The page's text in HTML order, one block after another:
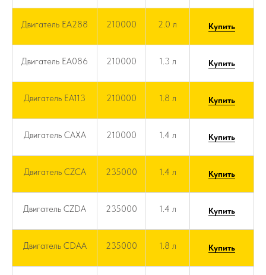
Двигатель EA288 210000 2.0 л Купить
Двигатель EA086 210000 1.3 л Купить
Двигатель EA113 210000 1.8 л Купить
Двигатель CAXA 210000 1.4 л Купить
Двигатель CZCA 235000 1.4 л Купить
Двигатель CZDA 235000 1.4 л Купить
Двигатель CDAA 235000 1.8 л Купить